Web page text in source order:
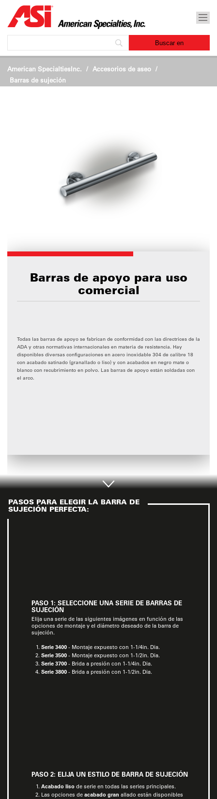
American SpecialtiesInc. Accesorios de aseo /
Barras de sujeción
Barras de apoyo para uso
comercial
Todas las barras de apoyo se fabrican de conformidad con las directrices de la
ADA y otras normativas internacionales en materia de resistencia. Hay
disponibles diversas configuraciones en acero inoxidable 304 de calibre 18
con acabado satinado (granallado o liso) y con acabados en negro mate o
blanco con recubrimiento en polvo. Las barras de apoyo están soldadas con
el arco.
PASOS PARA ELEGIR LA BARRA DE
SUJECIÓN PERFECTA:
PASO 1: SELECCIONE UNA SERIE DE BARRAS DE
SUJECIÓN
Elija una serie de las siguientes imágenes en función de las
opciones de montaje y el diámetro deseado de la barra de
sujeción.
Serie 3400 - Montaje expuesto con 1-1/4in. Dia.
Serie 3500 - Montaje expuesto con 1-1/2in. Dia.
Serie 3700 - Brida a presión con 1-1/4in. Dia.
Serie 3800 - Brida a presión con 1-1/2in. Dia.
PASO 2: ELIJA UN ESTILO DE BARRA DE SUJECIÓN
Acabado liso de serie en todas las series principales.
Las opciones de acabado gran allado están disponibles